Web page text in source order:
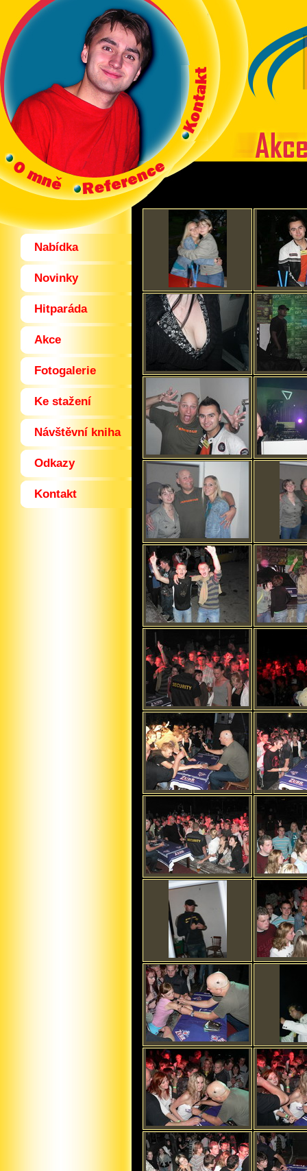
Nabídka
Novinky
Hitparáda
Akce
Fotogalerie
Ke stažení
Návštěvní kniha
Odkazy
Kontakt